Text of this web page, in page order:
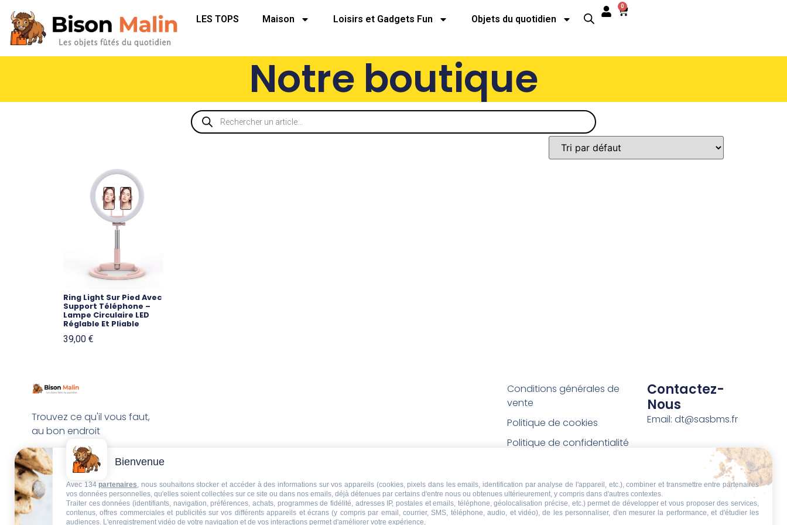
LES TOPS Maison Loisirs et Gadgets Fun Objets du quotidien
0
Notre boutique
Ring Light Sur Pied Avec
Support Téléphone –
Lampe Circulaire LED
Réglable Et Pliable
39,00 €
Trouvez ce qu'il vous faut,
au bon endroit
Conditions générales de
vente
Politique de cookies
Politique de confidentialité
Conditions de retour et de
remboursement
Droit de rétractation
Contactez-
Nous
Email: dt@sasbms.fr
Bienvenue
Avec 134 partenaires, nous souhaitons stocker et accéder à des informations sur vos appareils (cookies, pixels dans les emails, identification par analyse de l'appareil, etc.), combiner et transmettre entre partenaires
vos données personnelles, qu'elles soient collectées sur ce site ou dans nos emails, déjà détenues par certains d'entre nous ou obtenues ultérieurement, y compris dans d'autres contextes.
Traiter ces données (identifiants, navigation, préférences, achats, programmes de fidélité, adresses IP, postales et emails, téléphone, géolocalisation précise, etc.) permet de développer et vous proposer des services,
contenus, offres commerciales et publicités sur vos différents appareils et écrans (y compris par email, courrier, SMS, téléphone, audio, et vidéo), de les personnaliser, d'en mesurer la performance, et d'étudier les
audiences. L'enregistrement vidéo de votre navigation et de vos interactions permet d'améliorer votre expérience.